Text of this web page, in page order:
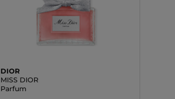
DIOR
MISS DIOR
Parfum